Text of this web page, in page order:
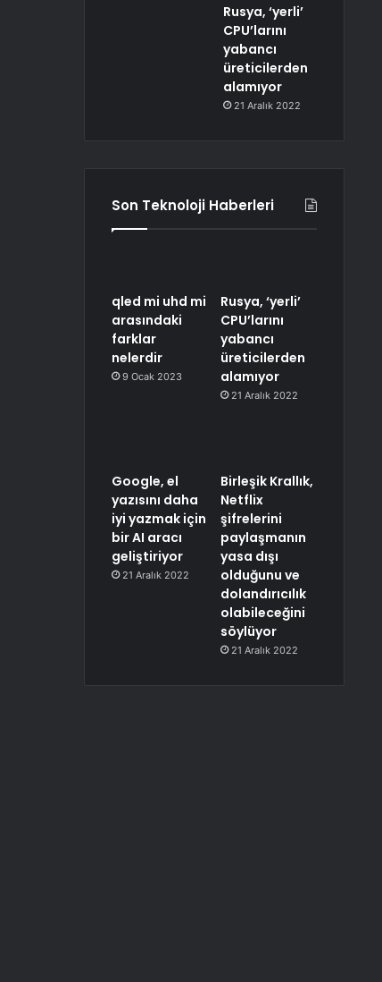
Rusya, ‘yerli’
CPU’larını
yabancı
üreticilerden
alamıyor
21 Aralık 2022
Son Teknoloji Haberleri
qled mi uhd mi
arasındaki
farklar
nelerdir
9 Ocak 2023
Rusya, ‘yerli’
CPU’larını
yabancı
üreticilerden
alamıyor
21 Aralık 2022
Google, el
yazısını daha
iyi yazmak için
bir AI aracı
geliştiriyor
21 Aralık 2022
Birleşik Krallık,
Netflix
şifrelerini
paylaşmanın
yasa dışı
olduğunu ve
dolandırıcılık
olabileceğini
söylüyor
21 Aralık 2022